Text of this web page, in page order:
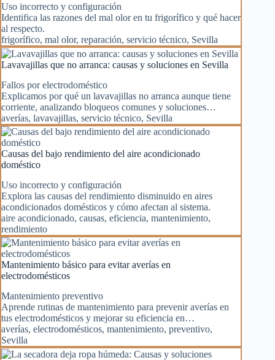
Uso incorrecto y configuración
Identifica las razones del mal olor en tu frigorífico y qué hacer
al respecto.
frigorífico, mal olor, reparación, servicio técnico, Sevilla
Lavavajillas que no arranca: causas y soluciones en Sevilla
Fallos por electrodoméstico
Explicamos por qué un lavavajillas no arranca aunque tiene
corriente, analizando bloqueos comunes y soluciones…
averías, lavavajillas, servicio técnico, Sevilla
Causas del bajo rendimiento del aire acondicionado
doméstico
Uso incorrecto y configuración
Explora las causas del rendimiento disminuido en aires
acondicionados domésticos y cómo afectan al sistema.
aire acondicionado, causas, eficiencia, mantenimiento,
rendimiento
Mantenimiento básico para evitar averías en
electrodomésticos
Mantenimiento preventivo
Aprende rutinas de mantenimiento para prevenir averías en
tus electrodomésticos y mejorar su eficiencia en…
averías, electrodomésticos, mantenimiento, preventivo,
Sevilla